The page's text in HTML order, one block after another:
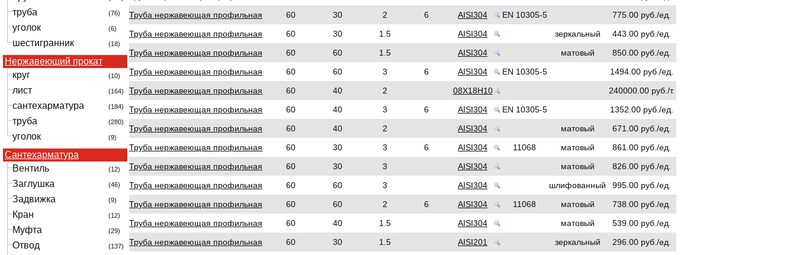
труба (76)
уголок (6)
шестигранник (18)
Нержавеющий прокат
круг
(10)
лист (164)
сантехарматура (184)
труба (280)
уголок (9)
Сантехарматура
Вентиль
(12)
Заглушка (46)
Задвижка (9)
Кран (12)
Муфта (29)
Отвод (137)
Труба нержавеющая профильная
60 30 2 6 AISI304 EN 10305-5
775.00 руб./ед.
Труба нержавеющая профильная
60 30 1.5 AISI304 зеркальный
443.00 руб./ед.
Труба нержавеющая профильная
60 60 1.5 AISI304 матовый
850.00 руб./ед.
Труба нержавеющая профильная
60 60 3 6 AISI304 EN 10305-5
1494.00 руб./ед.
Труба нержавеющая профильная
60 40 2 08Х18Н10
240000.00 руб./т.
Труба нержавеющая профильная
60 40 3 6 AISI304 EN 10305-5
1352.00 руб./ед.
Труба нержавеющая профильная
60 40 2 AISI304 матовый
671.00 руб./ед.
Труба нержавеющая профильная
60 30 3 6 AISI304 11068 матовый
861.00 руб./ед.
Труба нержавеющая профильная
60 30 3 AISI304 матовый
826.00 руб./ед.
Труба нержавеющая профильная
60 60 3 AISI304 шлифованный
995.00 руб./ед.
Труба нержавеющая профильная
60 60 2 6 AISI304 11068 матовый
738.00 руб./ед.
Труба нержавеющая профильная
60 40 1.5 AISI304 матовый
539.00 руб./ед.
Труба нержавеющая профильная
60 30 1.5 AISI201 зеркальный
296.00 руб./ед.